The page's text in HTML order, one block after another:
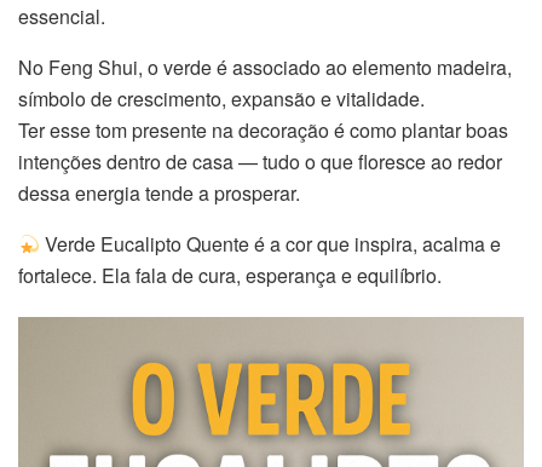
essencial.
No Feng Shui, o verde é associado ao elemento madeira,
símbolo de crescimento, expansão e vitalidade.
Ter esse tom presente na decoração é como plantar boas
intenções dentro de casa — tudo o que floresce ao redor
dessa energia tende a prosperar.
Verde Eucalipto Quente é a cor que inspira, acalma e
fortalece. Ela fala de cura, esperança e equilíbrio.